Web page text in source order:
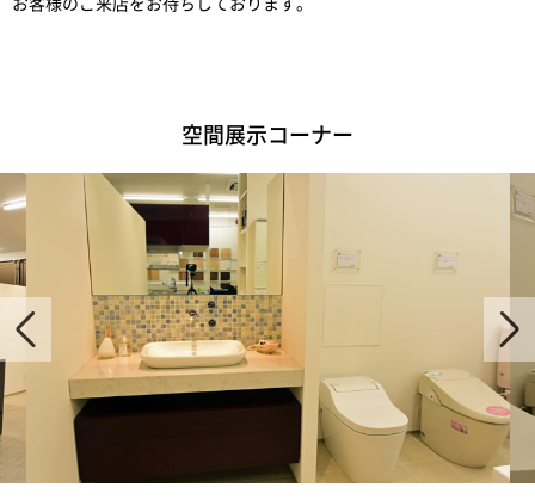
お客様のご来店をお待ちしております。
空間展示コーナー